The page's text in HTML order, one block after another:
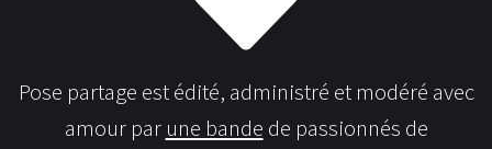
Pose partage est édité, administré et modéré avec
amour par une bande de passionnés de